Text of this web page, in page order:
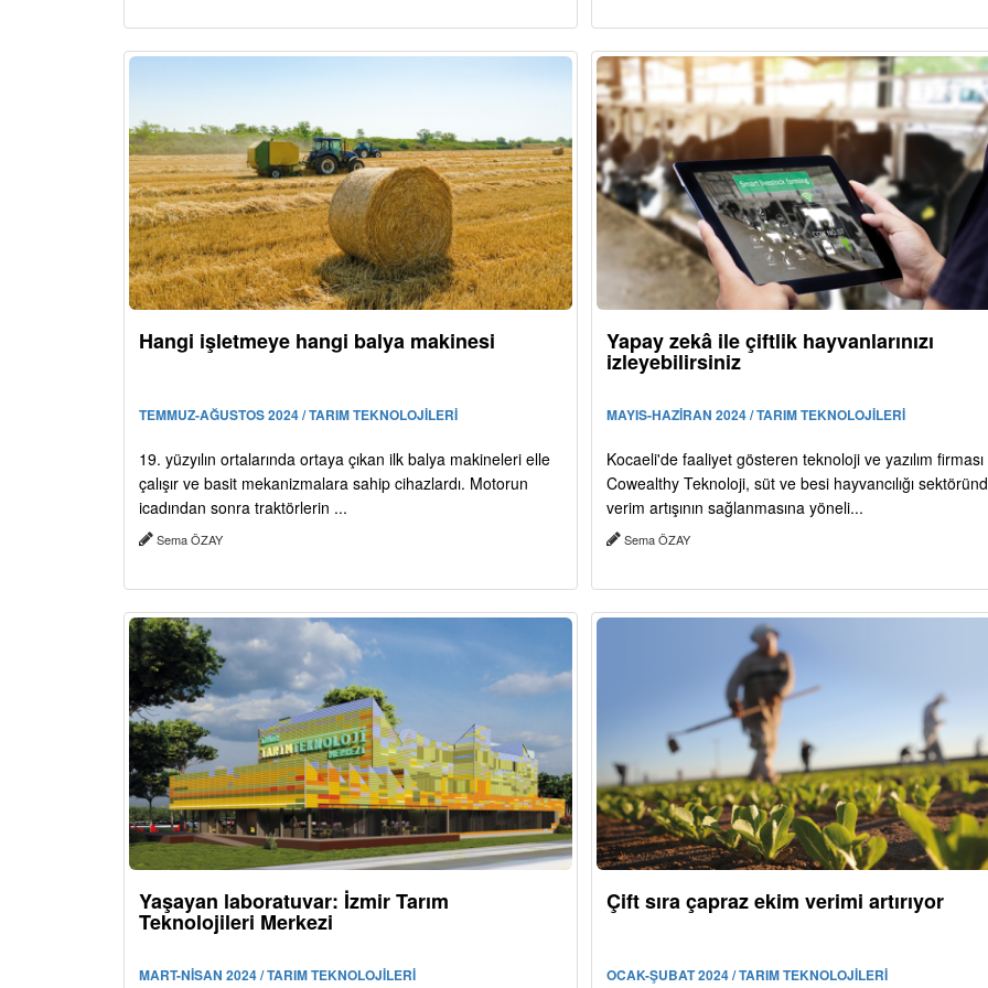
Hangi işletmeye hangi balya makinesi
TEMMUZ-AĞUSTOS 2024 / TARIM TEKNOLOJİLERİ
19. yüzyılın ortalarında ortaya çıkan ilk balya makineleri elle
çalışır ve basit mekanizmalara sahip cihazlardı. Motorun
icadından sonra traktörlerin ...
Sema ÖZAY
Yapay zekâ ile çiftlik hayvanlarınızı
izleyebilirsiniz
MAYIS-HAZİRAN 2024 / TARIM TEKNOLOJİLERİ
Kocaeli'de faaliyet gösteren teknoloji ve yazılım firması
Cowealthy Teknoloji, süt ve besi hayvancılığı
verim artışının sağlanmasına yöneli...
Sema ÖZAY
Yaşayan laboratuvar: İzmir Tarım
Teknolojileri Merkezi
MART-NİSAN 2024 / TARIM TEKNOLOJİLERİ
Çift sıra çapraz ekim verimi artırıyor
OCAK-ŞUBAT 2024 / TARIM TEKNOLOJİLERİ